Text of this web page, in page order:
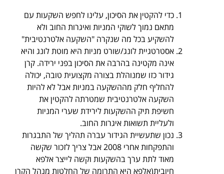
כדי להקטין את הסיכון, עלינו לחפש השקעות עם
מתאם נמוך לשוקי המניות ואיגרות החוב ולא
להשקיע בכל מה שנקרה "השקעה אלטרנטיבית"
אסטרטגיית לונג/שורט מניות היא מוטת לונג והיא
אינה מקטינה בהרבה את הסיכון בפני ירידה. קרן
גידור כזו שמנוהלת בצורה מקצועית טובה, יכולה
להחליף חלק מההשקעה במניות אבל לא להיות
השקעה אלטרנטיבית שמטרתה להקטין את
חשיפת תיק ההשקעות לירידת שערי המניות
ולעליית תשואות איגרות החוב.
נכון שתעשיית הגידור עברה תהליך של התבגרות
והתפקחות אחרי 2008 אבל צריך לזכור שקשה
מאוד לתת ערך בהשקעות וקשה לייצר אלפא
חיובית(אלפא היא התרומה של החלטות מנהל הקרן